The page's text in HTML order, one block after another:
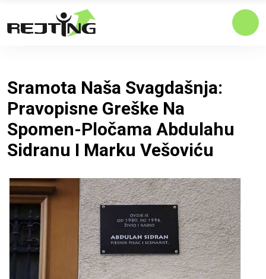
Sramota Naša Svagdašnja:
Pravopisne Greške Na
Spomen-Pločama Abdulahu
Sidranu I Marku Vešoviću